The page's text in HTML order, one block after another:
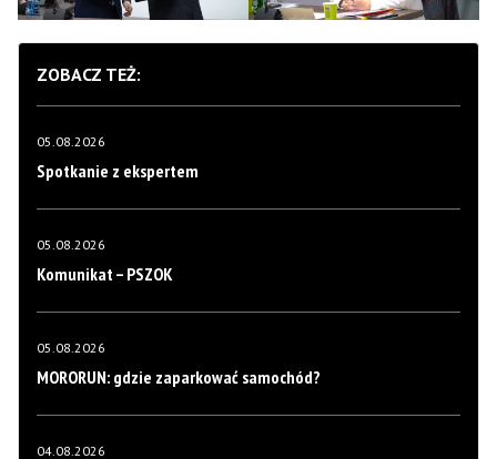
ZOBACZ TEŻ:
05.08.2026
Spotkanie z ekspertem
05.08.2026
Komunikat – PSZOK
05.08.2026
MORORUN: gdzie zaparkować samochód?
04.08.2026